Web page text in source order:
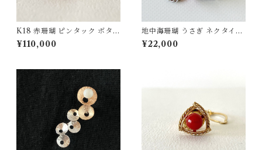
K18 赤珊瑚 ピンタック ボタン
チェーン付 fb-42
¥110,000
地中海珊瑚 うさぎ ネクタイピ
ン SV fb-31
¥22,000